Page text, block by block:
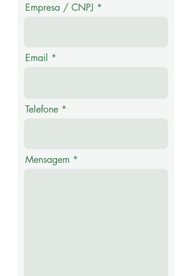
Empresa / CNPJ
Email
Telefone
Mensagem